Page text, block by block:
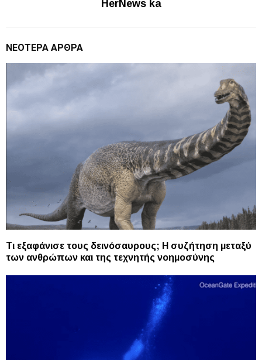
HerNews ka
ΝΕΌΤΕΡΑ ΆΡΘΡΑ
Τι εξαφάνισε τους δεινόσαυρους; Η συζήτηση μεταξύ
των ανθρώπων και της τεχνητής νοημοσύνης